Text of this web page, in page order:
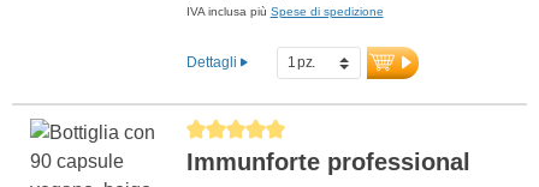
IVA inclusa più Spese di spedizione
Dettagli
Average rating of 5 out of 5 stars
Immunforte professional